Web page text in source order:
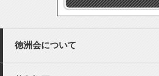
徳洲会について